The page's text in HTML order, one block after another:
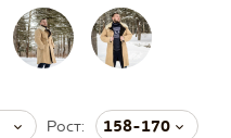
Рост: 158-170